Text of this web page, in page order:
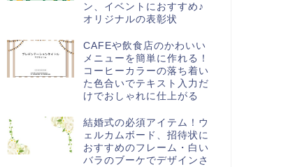
ン、イベントにおすすめ♪
オリジナルの表彰状
CAFEや飲食店のかわいい
メニューを簡単に作れる！
コーヒーカラーの落ち着い
た色合いでテキスト入力だ
けでおしゃれに仕上がる
結婚式の必須アイテム！ウ
ェルカムボード、招待状に
おすすめのフレーム・白い
バラのブーケでデザインさ